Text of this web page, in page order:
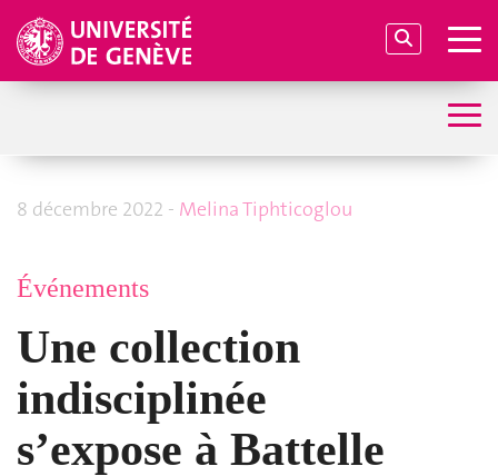
8 décembre 2022 - Melina Tiphticoglou
Événements
Une collection
indisciplinée
s’expose à Battelle